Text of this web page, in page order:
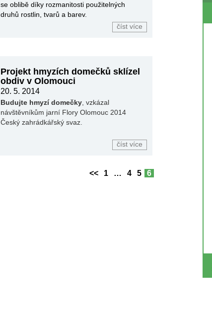
se oblibě díky rozmanitosti použitelných
druhů rostlin, tvarů a barev.
číst více
Projekt hmyzích domečků sklízel
obdiv v Olomouci
20. 5. 2014
Budujte hmyzí domečky , vzkázal
návštěvníkům jarní Flory Olomouc 2014
Český zahrádkářský svaz.
číst více
<< 1 … 4 5 6